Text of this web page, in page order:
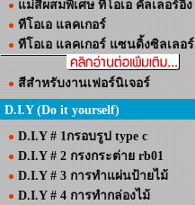
แม่สีผสมพิเศษ ทีโอเอ คัลเลอร์อิ้ง
ทีโอเอ แลคเกอร์
ทีโอเอ แลคเกอร์ แซนดิ้งซิลเลอร์
สีสำหรับงานเฟอร์นิเจอร์
D.I.Y (Do it yourself)
D.I.Y # 1กรอบรูป type c
D.I.Y # 2 กรงกระต่าย rb01
D.I.Y # 3 การทำแผ่นป้ายไม้
D.I.Y # 4 การทำกล่องไม้